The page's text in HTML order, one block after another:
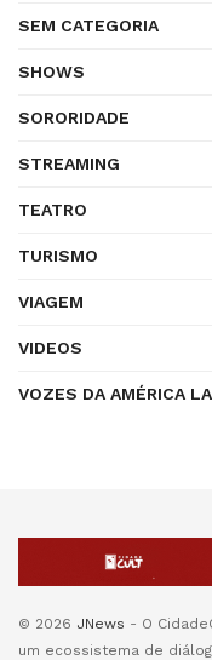
SEM CATEGORIA
SHOWS
SORORIDADE
STREAMING
TEATRO
TURISMO
VIAGEM
VIDEOS
VOZES DA AMÉRICA
© 2026 JNews - O
um ecossistema de